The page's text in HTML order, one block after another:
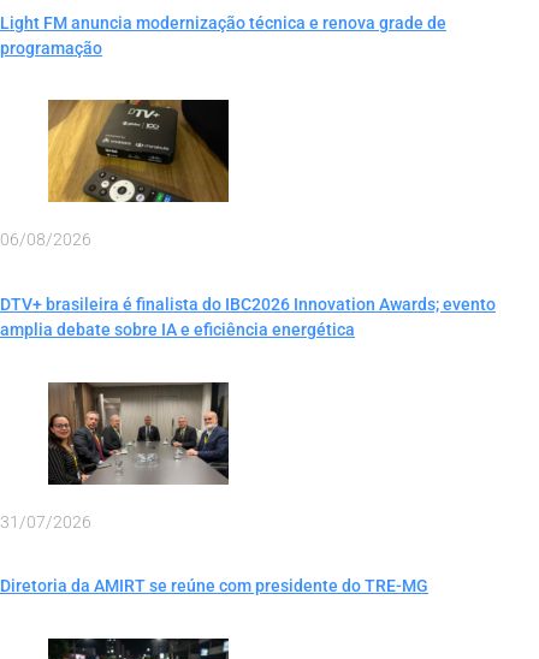
Light FM anuncia modernização técnica e renova grade de
programação
06/08/2026
DTV+ brasileira é finalista do IBC2026 Innovation Awards; evento
amplia debate sobre IA e eficiência energética
31/07/2026
Diretoria da AMIRT se reúne com presidente do TRE-MG